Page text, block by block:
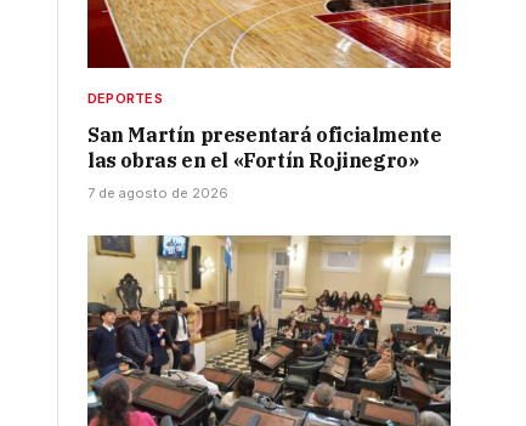
DEPORTES
San Martín presentará oficialmente
las obras en el «Fortín Rojinegro»
7 de agosto de 2026